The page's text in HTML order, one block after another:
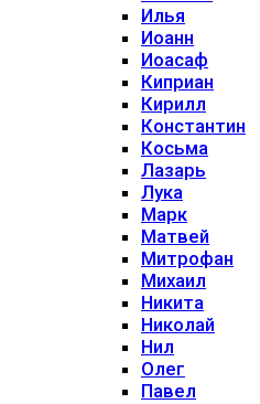
Илья
Иоанн
Иоасаф
Киприан
Кирилл
Константин
Косьма
Лазарь
Лука
Марк
Матвей
Митрофан
Михаил
Никита
Николай
Нил
Олег
Павел